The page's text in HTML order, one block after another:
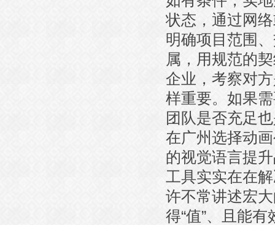
状态，通过网
明确项目范围
属，用规范的
企业，考察对
样重要。如果
团队是否充足
在广州选择动
的视觉语言提
工具实实在在
许不常讲述宏
得“值”、且能